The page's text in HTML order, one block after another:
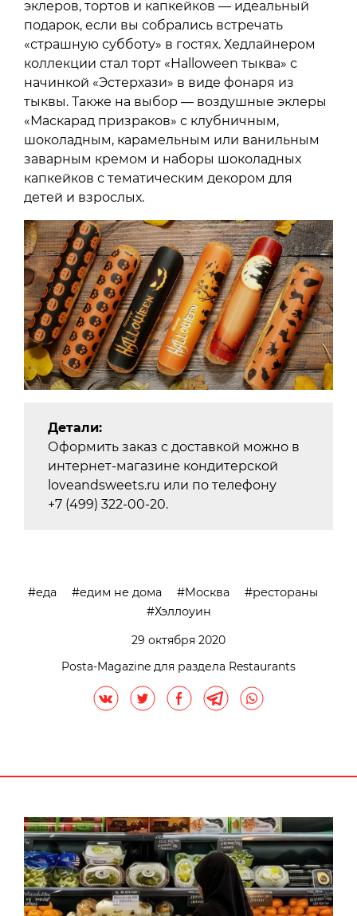
эклеров, тортов и капкейков — идеальный
подарок, если вы собрались встречать
«страшную субботу» в гостях. Хедлайнером
коллекции стал торт «Halloween тыква» с
начинкой «Эстерхази» в виде фонаря из
тыквы. Также на выбор — воздушные эклеры
«Маскарад призраков» с клубничным,
шоколадным, карамельным или ванильным
заварным кремом и наборы шоколадных
капкейков с тематическим декором для
детей и взрослых.
Детали:
Оформить заказ с доставкой можно в
интернет-магазине кондитерской
loveandsweets.ru или по телефону
+7 (499) 322-00-20.
еда едим не дома Москва
рестораны
Хэллоуин
29 октября 2020
Posta-Magazine для раздела Restaurants